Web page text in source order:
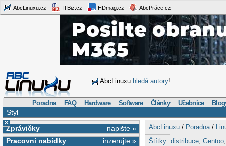
AbcLinuxu.cz ITBiz.cz HDmag.cz AbcPráce.cz
AbcLinuxu hledá autory!
Poradna FAQ Hardware Software Články Učebnice
Styl
×
napište »
Zprávičky
inzerujte »
Pracovní nabídky
AbcLinuxu:/ Poradna/
Štítky: distribuce, Gentoo